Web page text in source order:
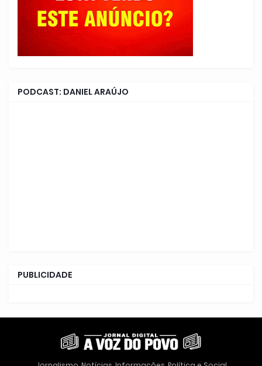
PODCAST: DANIEL ARAÚJO
PUBLICIDADE